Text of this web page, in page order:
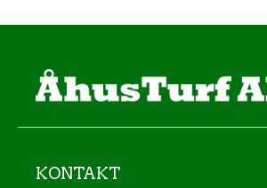
KONTAKT